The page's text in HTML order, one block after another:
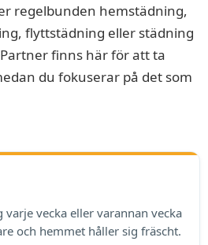
regelbunden hemstädning,
flyttstädning eller städning
finns här för att ta
du fokuserar på det som
varje vecka eller varannan vecka
och hemmet håller sig fräscht.